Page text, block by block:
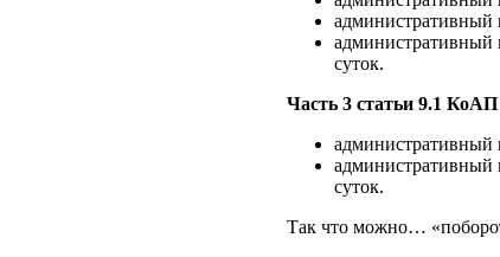
административный
административный
суток.
Часть 3 статьи 9.1
административный
административный
суток.
Так что можно…